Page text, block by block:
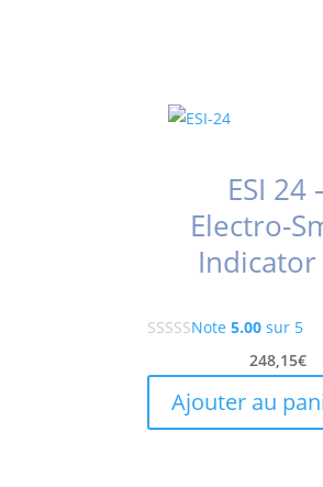
ESI 24
Electro-
Note5.00 sur 5
248,15€
Ajouter au